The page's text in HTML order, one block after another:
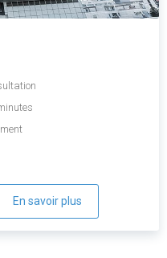
En savoir plus